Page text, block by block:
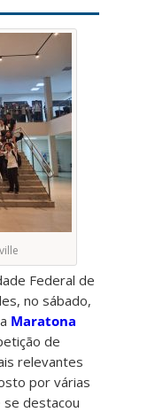
Federal de
no sábado,
Maratona
de
relevantes
por várias
se destacou